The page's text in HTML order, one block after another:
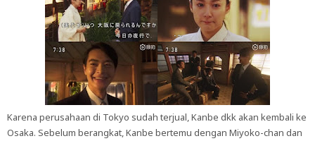
Karena perusahaan di Tokyo sudah terjual, Kanbe dkk akan kembali ke
Osaka. Sebelum berangkat, Kanbe bertemu dengan Miyoko-chan dan